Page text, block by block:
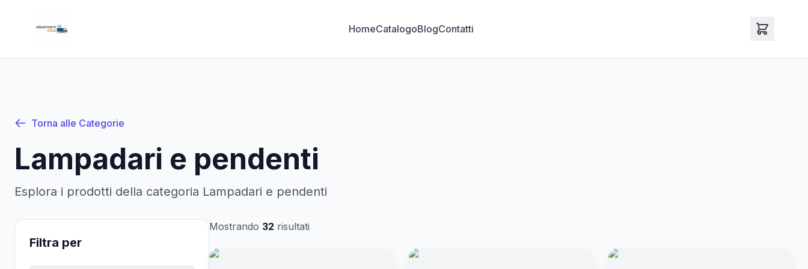
HomeCatalogoBlogContatti
Torna alle Categorie
Lampadari e pendenti
Esplora i prodotti della categoria Lampadari e pendenti
Filtra per
Mostrando 32 risultati